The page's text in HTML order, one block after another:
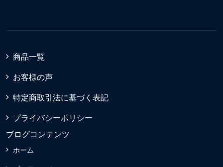
商品一覧
お客様の声
特定商取引法に基づく表記
プライバシーポリシー
ブログコンテンツ
ホーム